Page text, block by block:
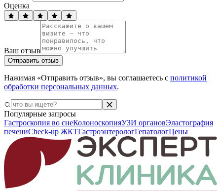
Оценка
Ваш отзыв
Отправить отзыв
Нажимая «Отправить отзыв», вы соглашаетесь с политикой
обработки персональных данных.
Популярные запросы
Гастроскопия во снеКолоноскопияУЗИ органовЭластография
печениCheck-up ЖКТГастроэнтерологГепатологЦены